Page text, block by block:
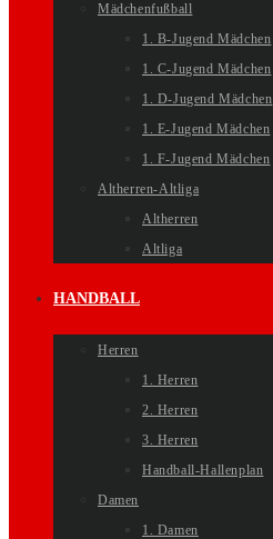
Mädchenfußball
1. B-Jugend Mädchen
1. C-Jugend Mädchen
1. D-Jugend Mädchen
1. E-Jugend Mädchen
1. F-Jugend Mädchen
Altherren-Altliga
Altherren
Altliga
HANDBALL
Herren
1. Herren
2. Herren
3. Herren
Handball-Hallenplan
Damen
1. Damen